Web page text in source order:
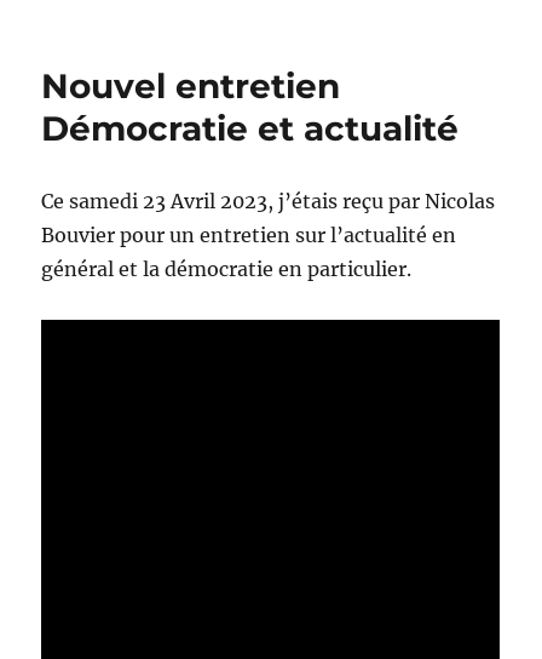
Nouvel entretien
Démocratie et actualité
Ce samedi 23 Avril 2023, j’étais reçu par Nicolas
Bouvier pour un entretien sur l’actualité en
général et la démocratie en particulier.